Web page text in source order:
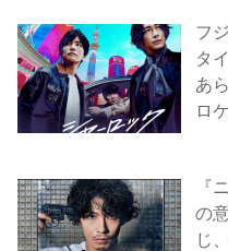
フ
タ
あ
ロ
『
の
じ